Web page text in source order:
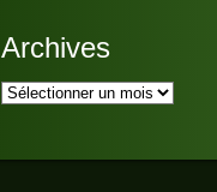
Archives